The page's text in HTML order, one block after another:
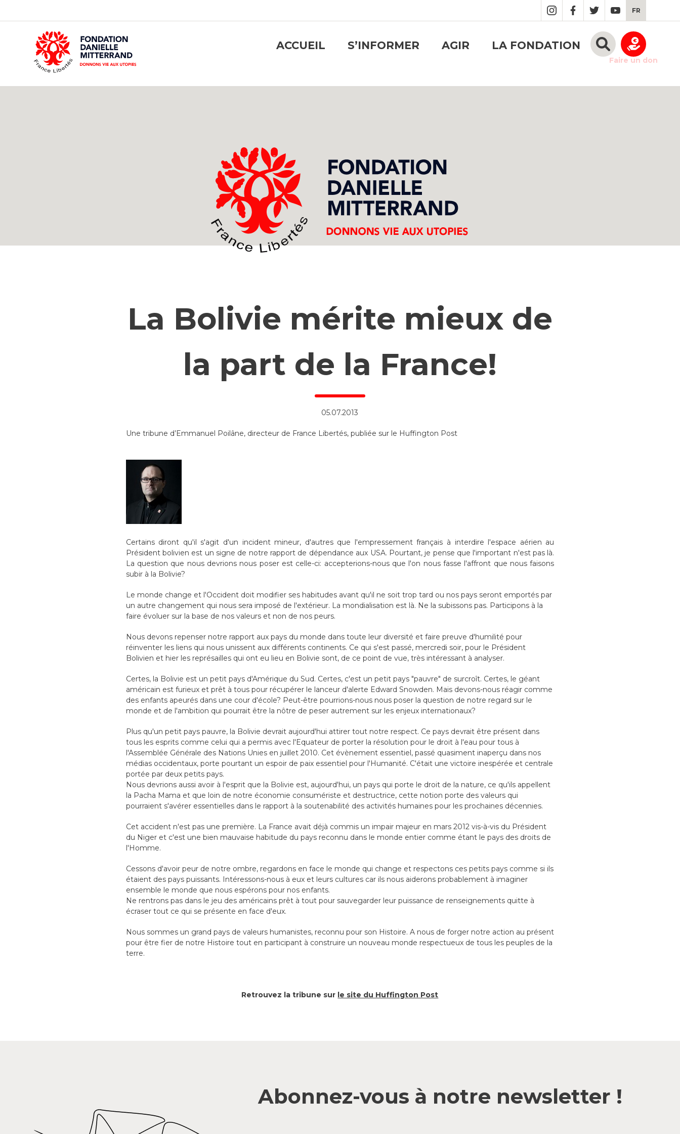
CONTENT
FR
ACCUEIL S’INFORMER AGIR LA FONDATION
Faire un don
La Bolivie mérite mieux de
la part de la France!
05.07.2013
Une tribune d’Emmanuel Poilâne, directeur de France Libertés, publiée sur le Huffington Post
Certains diront qu'il s'agit d'un incident mineur, d'autres que l'empressement français à interdire l'espace aérien au
Président bolivien est un signe de notre rapport de dépendance aux USA. Pourtant, je pense que l'important n'est pas là.
La question que nous devrions nous poser est celle-ci: accepterions-nous que l'on nous fasse l'affront que nous faisons
subir à la Bolivie?
Le monde change et l'Occident doit modifier ses habitudes avant qu'il ne soit trop tard ou nos pays seront emportés par
un autre changement qui nous sera imposé de l'extérieur. La mondialisation est là. Ne la subissons pas. Participons à la
faire évoluer sur la base de nos valeurs et non de nos peurs.
Nous devons repenser notre rapport aux pays du monde dans toute leur diversité et faire preuve d'humilité pour
réinventer les liens qui nous unissent aux différents continents. Ce qui s'est passé, mercredi soir, pour le Président
Bolivien et hier les représailles qui ont eu lieu en Bolivie sont, de ce point de vue, très intéressant à analyser.
Certes, la Bolivie est un petit pays d'Amérique du Sud. Certes, c'est un petit pays "pauvre" de surcroît. Certes, le géant
américain est furieux et prêt à tous pour récupérer le lanceur d'alerte Edward Snowden. Mais devons-nous réagir comme
des enfants apeurés dans une cour d'école? Peut-être pourrions-nous nous poser la question de notre regard sur le
monde et de l'ambition qui pourrait être la nôtre de peser autrement sur les enjeux internationaux?
Plus qu'un petit pays pauvre, la Bolivie devrait aujourd'hui attirer tout notre respect. Ce pays devrait être présent dans
tous les esprits comme celui qui a permis avec l'Equateur de porter la résolution pour le droit à l'eau pour tous à
l'Assemblée Générale des Nations Unies en juillet 2010. Cet évènement essentiel, passé quasiment inaperçu dans nos
médias occidentaux, porte pourtant un espoir de paix essentiel pour l'Humanité. C'était une victoire inespérée et centrale
portée par deux petits pays.
Nous devrions aussi avoir à l'esprit que la Bolivie est, aujourd'hui, un pays qui porte le droit de la nature, ce qu'ils appellent
la Pacha Mama et que loin de notre économie consumériste et destructrice, cette notion porte des valeurs qui
pourraient s'avérer essentielles dans le rapport à la soutenabilité des activités humaines pour les prochaines décennies.
Cet accident n'est pas une première. La France avait déjà commis un impair majeur en mars 2012 vis-à-vis du Président
du Niger et c'est une bien mauvaise habitude du pays reconnu dans le monde entier comme étant le pays des droits de
l'Homme.
Cessons d'avoir peur de notre ombre, regardons en face le monde qui change et respectons ces petits pays comme si ils
étaient des pays puissants. Intéressons-nous à eux et leurs cultures car ils nous aiderons probablement à imaginer
ensemble le monde que nous espérons pour nos enfants.
Ne rentrons pas dans le jeu des américains prêt à tout pour sauvegarder leur puissance de renseignements quitte à
écraser tout ce qui se présente en face d'eux.
Nous sommes un grand pays de valeurs humanistes, reconnu pour son Histoire. A nous de forger notre action au présent
pour être fier de notre Histoire tout en participant à construire un nouveau monde respectueux de tous les peuples de la
terre.
Retrouvez la tribune sur le site du Huffington Post
Abonnez-vous à notre newsletter !